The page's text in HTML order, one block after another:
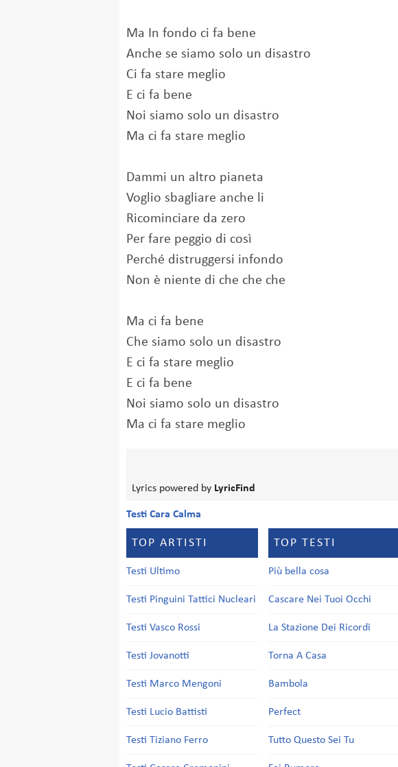
Ma In fondo ci fa bene
Anche se siamo solo un disastro
Ci fa stare meglio
E ci fa bene
Noi siamo solo un disastro
Ma ci fa stare meglio
Dammi un altro pianeta
Voglio sbagliare anche li
Ricominciare da zero
Per fare peggio di così
Perché distruggersi infondo
Non è niente di che che che
Ma ci fa bene
Che siamo solo un disastro
E ci fa stare meglio
E ci fa bene
Noi siamo solo un disastro
Ma ci fa stare meglio
Lyrics powered by LyricFind
Testi Cara Calma
TOP ARTISTI
Testi Ultimo
Testi Pinguini Tattici Nucleari
Testi Vasco Rossi
Testi Jovanotti
Testi Marco Mengoni
Testi Lucio Battisti
Testi Tiziano Ferro
TOP TESTI
Più bella cosa
Cascare Nei Tuoi Occhi
La Stazione Dei Ricordi
Torna A Casa
Bambola
Perfect
Tutto Questo Sei Tu